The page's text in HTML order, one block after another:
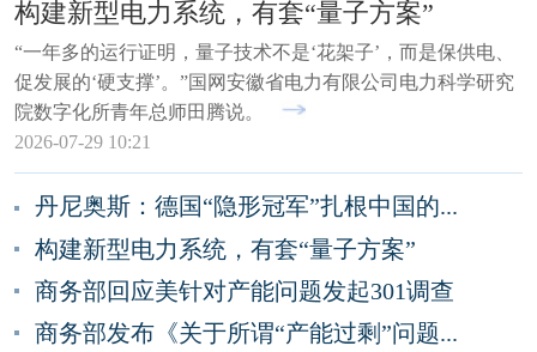
构建新型电力系统，有套“量子方案”
“一年多的运行证明，量子技术不是‘花架子’，而是保供电、
促发展的‘硬支撑’。”国网安徽省电力有限公司电力科学研究
院数字化所青年总师田腾说。
2026-07-29 10:21
丹尼奥斯：德国“隐形冠军”扎根中国的...
构建新型电力系统，有套“量子方案”
商务部回应美针对产能问题发起301调查
商务部发布《关于所谓“产能过剩”问题...